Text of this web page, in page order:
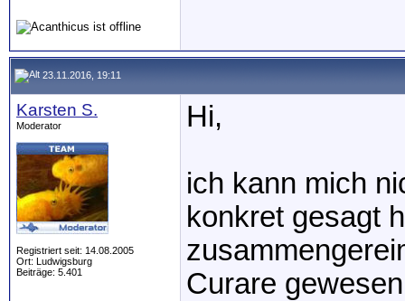
23.11.2016, 19:11
Karsten S.
Moderator
Registriert seit: 14.08.2005
Ort: Ludwigsburg
Beiträge: 5.401
Hi,
ich kann mich
konkret gesagt
Curare